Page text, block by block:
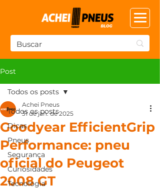
Post
Todos os posts
Dicas
Pneus
Segurança
Curiosidades
Tecnologia
Todos os posts
Goodyear EfficientGrip
Performance: pneu
oficial do Peugeot
2008 GT
Achei Pneus
31 de jan. de 2025